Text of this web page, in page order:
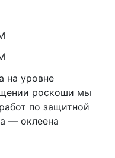
на уровне
роскоши мы
по защитной
— оклеена